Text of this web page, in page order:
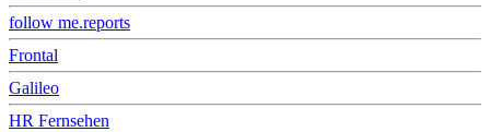
follow me.reports
Frontal
Galileo
HR Fernsehen